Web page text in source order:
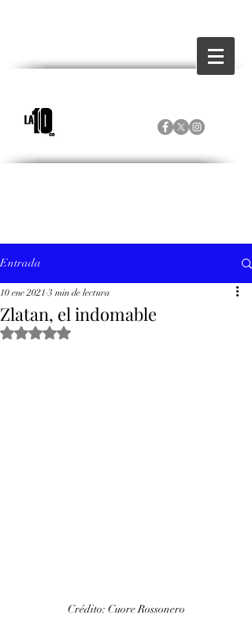
Entrada
Zlatan, el indomable
10 ene 2021 3 min de lectura
Obtuvo NaN de 5 estrellas.
Crédito: Cuore Rossonero